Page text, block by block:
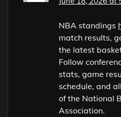
NBA standings
match results,
the latest
Follow
stats, game
schedule, and
of the National
Association.